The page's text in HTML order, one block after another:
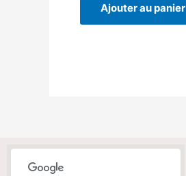
Ajouter au panier